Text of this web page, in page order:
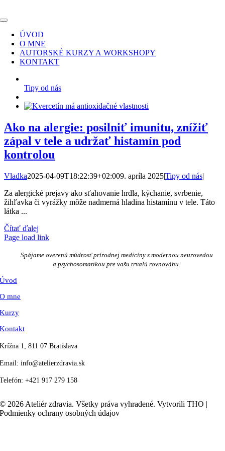
to
Toggle
Navigation
ÚVOD
O MNE
AUTORSKÉ KURZY A WORKSHOPY
KONTAKT
Tipy od nás
Ako na alergie: posilniť imunitu, znížiť
zápal v tele a udržať histamín pod
kontrolou
Vladka2025-04-09T18:22:39+02:009. apríla 2025|Tipy od nás|
Za alergické prejavy ako sťahovanie hrdla, kýchanie, svrbenie,
žihľavka či vyrážky môže nadmerná hladina histamínu v tele. Táto
látka ...
Čítať ďalej
Spájame overenú múdrosť prírodnej medicíny s modernou neurovedou
a psychosomatikou pre vašu trvalú rovnováhu.
Úvod
O mne
Kurzy
Kontakt
Krížna 1, 811 07 Bratislava
Email: info@atelierzdravia.sk
Telefón: +421 917 279 158
© 2026 Ateliér zdravia. Všetky práva vyhradené. Vytvorili THO |
Podmienky ochrany osobných údajov
Page load link